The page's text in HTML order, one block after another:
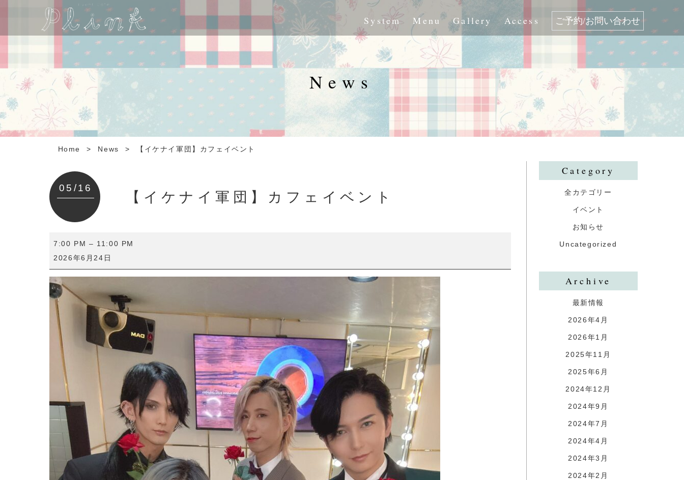
System Menu Gallery Access ご予約/お問い合わせ
News
Home > News > 【イケナイ軍団】カフェイベント
05/16
【イケナイ軍団】カフェイベント
ナ
イ
軍
団】
7:00 PM – 11:00 PM
2026年6月24日
Category
全カテゴリー
イベント
お知らせ
Uncategorized
Archive
最新情報
2026年4月
2026年1月
2025年11月
2025年6月
2024年12月
2024年9月
2024年7月
2024年4月
2024年3月
2024年2月